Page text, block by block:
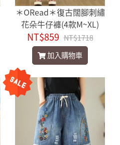
＊ORead＊復古闊腳刺繡
花朵牛仔褲(4款M~XL)
NT$859 NT$1718
加入購物車